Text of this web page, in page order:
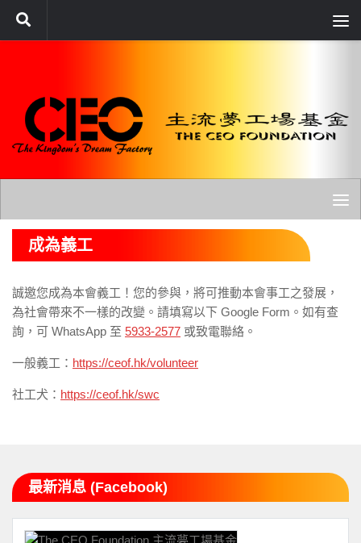
Skip to content
成為義工
誠邀您成為本會義工！您的參與，將可推動本會事工之發展，
為社會帶來不一樣的改變。請填寫以下 Google Form。如有查
詢，可 WhatsApp 至 5933-2577 或致電聯絡。
一般義工： https://ceof.hk/volunteer
社工犬： https://ceof.hk/swc
最新消息 (Facebook)